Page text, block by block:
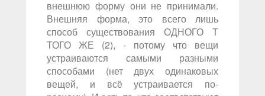
внешнюю форму они не принимали.
Внешняя форма, это всего лишь
способ существования ОДНОГО Т
ТОГО ЖЕ (2), - потому что вещи
устраиваются самыми разными
способами (нет двух одинаковых
вещей, и всё устраивается по-